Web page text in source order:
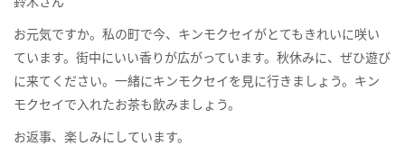
お元気ですか。私の町で今、キンモクセイがとてもきれいに咲い
ています。街中にいい香りが広がっています。秋休みに、ぜひ遊び
に来てください。一緒にキンモクセイを見に行きましょう。キン
モクセイで入れたお茶も飲みましょう。
お返事、楽しみにしています。